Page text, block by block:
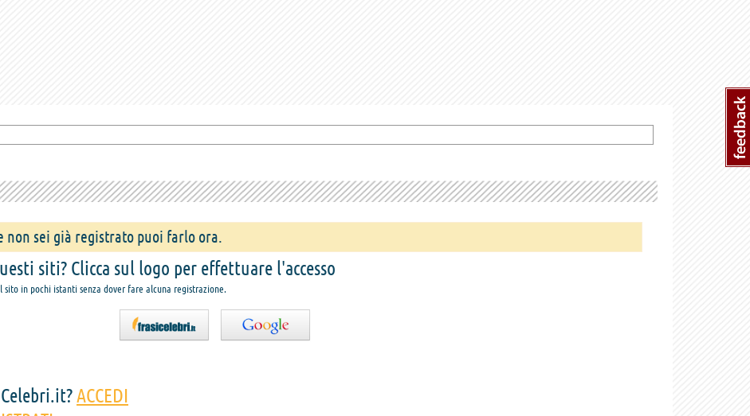
non sei già registrato puoi farlo ora.
siti? Clicca sul logo per effettuare l'accesso
in pochi istanti senza dover fare alcuna registrazione.
ACCEDI